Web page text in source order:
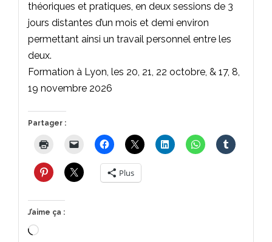
théoriques et pratiques, en deux sessions de 3
jours distantes d’un mois et demi environ
permettant ainsi un travail personnel entre les
deux.
Formation à Lyon, les 20, 21, 22 octobre, & 17, 8,
19 novembre 2026
Partager :
Plus
J’aime ça :
Chargement…